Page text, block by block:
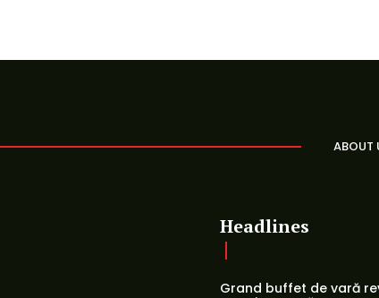
ABOUT
Headlines
Grand buffet de vară